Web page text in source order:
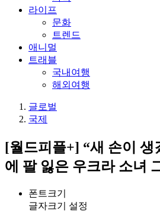
라이프
문화
트렌드
애니멀
트래블
국내여행
해외여행
글로벌
국제
[월드피플+] “새 손이 생
에 팔 잃은 우크라 소녀
폰트크기
글자크기 설정